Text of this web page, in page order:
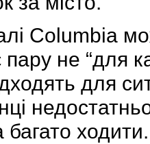
Columbia
не “для
для
ходити.